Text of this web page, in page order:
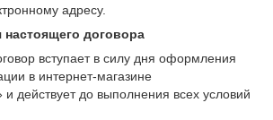
адресу.
настоящего договора
вступает в силу дня оформления
в интернет-магазине
действует до выполнения всех условий